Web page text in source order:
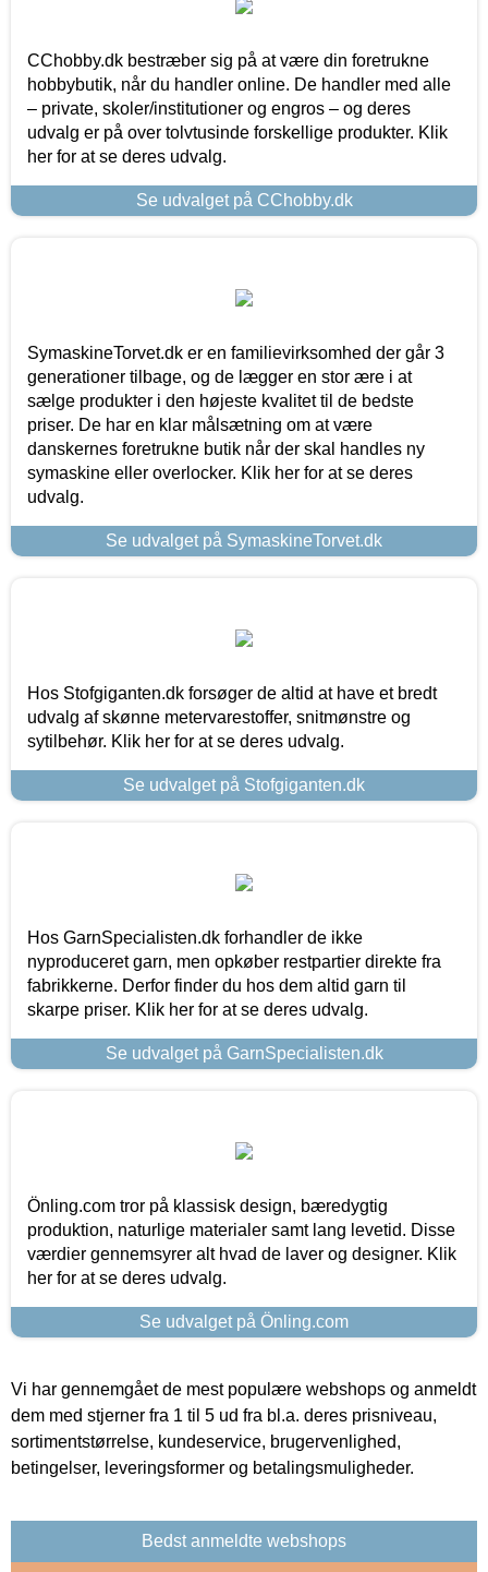
CChobby.dk bestræber sig på at være din foretrukne
hobbybutik, når du handler online. De handler med alle
– private, skoler/institutioner og engros – og deres
udvalg er på over tolvtusinde forskellige produkter. Klik
her for at se deres udvalg.
Se udvalget på CChobby.dk
SymaskineTorvet.dk er en familievirksomhed der går 3
generationer tilbage, og de lægger en stor ære i at
sælge produkter i den højeste kvalitet til de bedste
priser. De har en klar målsætning om at være
danskernes foretrukne butik når der skal handles ny
symaskine eller overlocker. Klik her for at se deres
udvalg.
Se udvalget på SymaskineTorvet.dk
Hos Stofgiganten.dk forsøger de altid at have et bredt
udvalg af skønne metervarestoffer, snitmønstre og
sytilbehør. Klik her for at se deres udvalg.
Se udvalget på Stofgiganten.dk
Hos GarnSpecialisten.dk forhandler de ikke
nyproduceret garn, men opkøber restpartier direkte fra
fabrikkerne. Derfor finder du hos dem altid garn til
skarpe priser. Klik her for at se deres udvalg.
Se udvalget på GarnSpecialisten.dk
Önling.com tror på klassisk design, bæredygtig
produktion, naturlige materialer samt lang levetid. Disse
værdier gennemsyrer alt hvad de laver og designer. Klik
her for at se deres udvalg.
Se udvalget på Önling.com
Vi har gennemgået de mest populære webshops og anmeldt
dem med stjerner fra 1 til 5 ud fra bl.a. deres prisniveau,
sortimentstørrelse, kundeservice, brugervenlighed,
betingelser, leveringsformer og betalingsmuligheder.
Bedst anmeldte webshops